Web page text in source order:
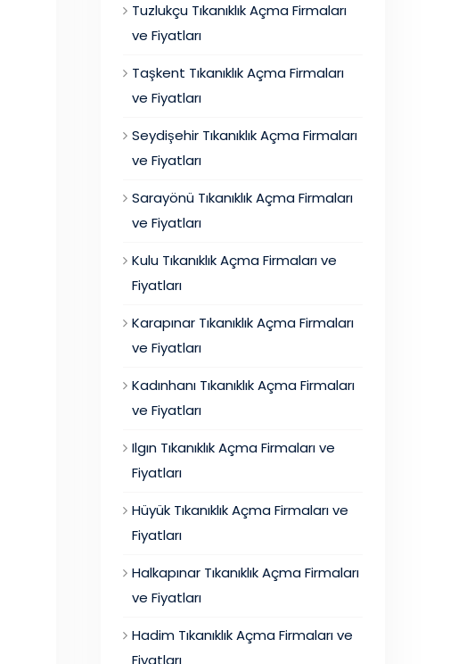
Tuzlukçu Tıkanıklık Açma Firmaları
ve Fiyatları
Taşkent Tıkanıklık Açma Firmaları
ve Fiyatları
Seydişehir Tıkanıklık Açma Firmaları
ve Fiyatları
Sarayönü Tıkanıklık Açma Firmaları
ve Fiyatları
Kulu Tıkanıklık Açma Firmaları ve
Fiyatları
Karapınar Tıkanıklık Açma Firmaları
ve Fiyatları
Kadınhanı Tıkanıklık Açma Firmaları
ve Fiyatları
Ilgın Tıkanıklık Açma Firmaları ve
Fiyatları
Hüyük Tıkanıklık Açma Firmaları ve
Fiyatları
Halkapınar Tıkanıklık Açma Firmaları
ve Fiyatları
Hadim Tıkanıklık Açma Firmaları ve
Fiyatları